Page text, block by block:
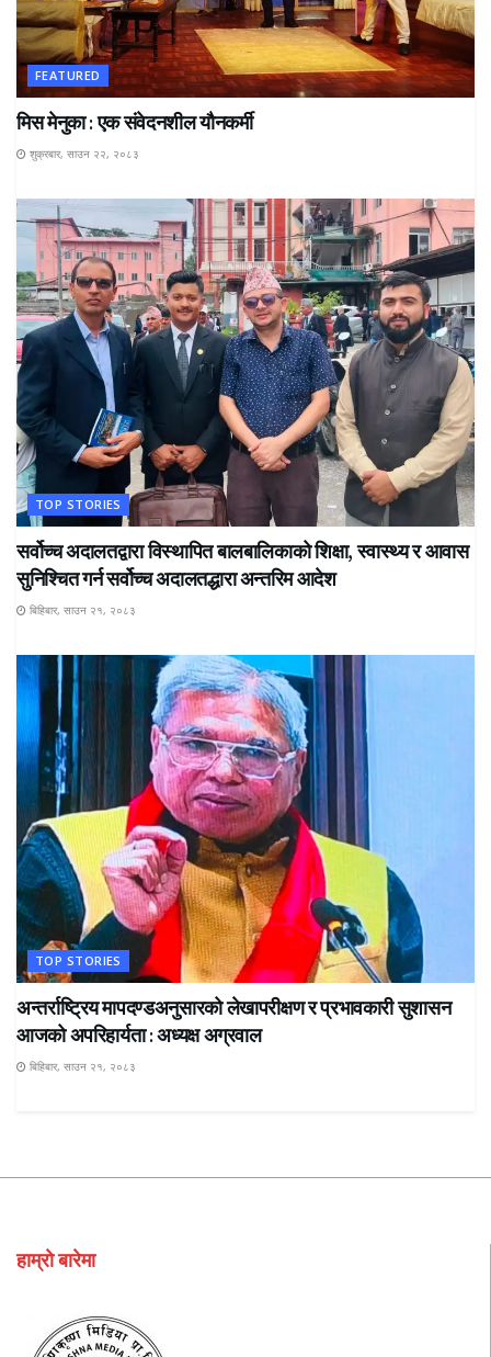
FEATURED
मिस मेनुका : एक संवेदनशील यौनकर्मी
शुक्रबार, साउन २२, २०८३
TOP STORIES
सर्वोच्च अदालतद्वारा विस्थापित बालबालिकाको शिक्षा, स्वास्थ्य र आवास
सुनिश्चित गर्न सर्वोच्च अदालतद्धारा अन्तरिम आदेश
बिहिबार, साउन २१, २०८३
TOP STORIES
अन्तर्राष्ट्रिय मापदण्डअनुसारको लेखापरीक्षण र प्रभावकारी सुशासन
आजको अपरिहार्यता : अध्यक्ष अग्रवाल
बिहिबार, साउन २१, २०८३
हाम्रो बारेमा